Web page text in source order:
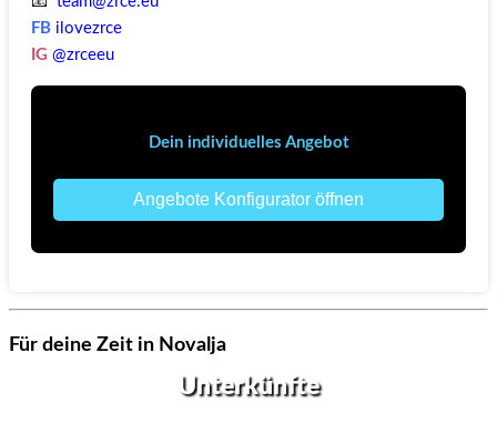
FB ilovezrce
IG @zrceeu
Dein individuelles Angebot
Angebote Konfigurator öffnen
Für deine Zeit in Novalja
Unterkünfte